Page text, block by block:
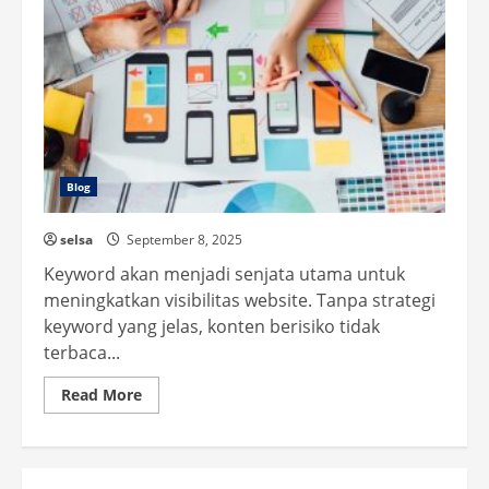
Blog
selsa September 8, 2025
Keyword akan menjadi senjata utama untuk
meningkatkan visibilitas website. Tanpa strategi
keyword yang jelas, konten berisiko tidak
terbaca...
Read MoreRead
more